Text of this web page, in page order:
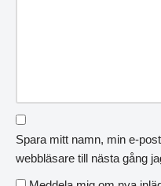
Spara mitt namn, min e-
webbläsare till nästa gång